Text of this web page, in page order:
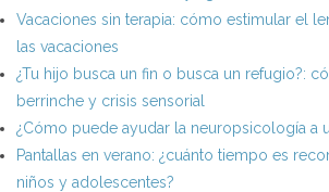
Vacaciones sin terapia: cómo estimular el
las vacaciones
¿Tu hijo busca un fin o busca un refugio?:
berrinche y crisis sensorial
¿Cómo puede ayudar la neuropsicología a
Pantallas en verano: ¿cuánto tiempo es
niños y adolescentes?